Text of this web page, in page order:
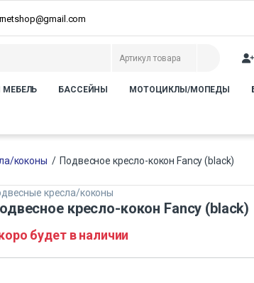
БАССЕЙНЫ МОТОЦИКЛЫ/МОПЕДЫ
коконы / Подвесное кресло-кокон Fancy (black)
кресла/коконы
кресло-кокон Fancy (black)
будет в наличии